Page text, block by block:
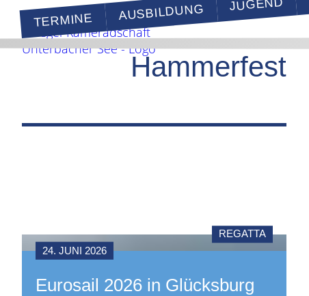
TERMINE AUSBILDUNG JUGEND
Hammerfest
REGATTA
24. JUNI 2026
Eurosail 2026 in Glücksburg